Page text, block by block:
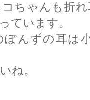
コちゃんも折
ています。
ぽんずの耳は
ね。